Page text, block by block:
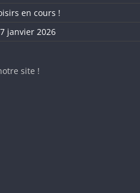
en cours !
janvier 2026
site !